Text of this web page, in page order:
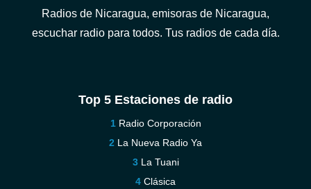
Radios de Nicaragua, emisoras de Nicaragua,
escuchar radio para todos. Tus radios de cada día.
Top 5 Estaciones de radio
Radio Corporación
La Nueva Radio Ya
La Tuani
Clásica